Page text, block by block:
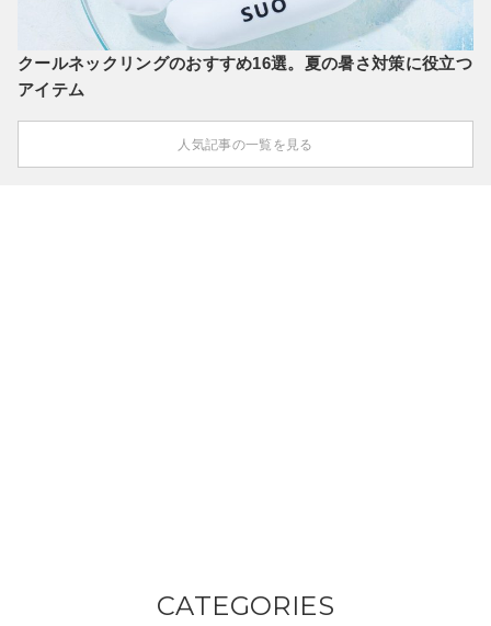
クールネックリングのおすすめ16選。夏の暑さ対策に役立つ
アイテム
人気記事の一覧を見る
CATEGORIES